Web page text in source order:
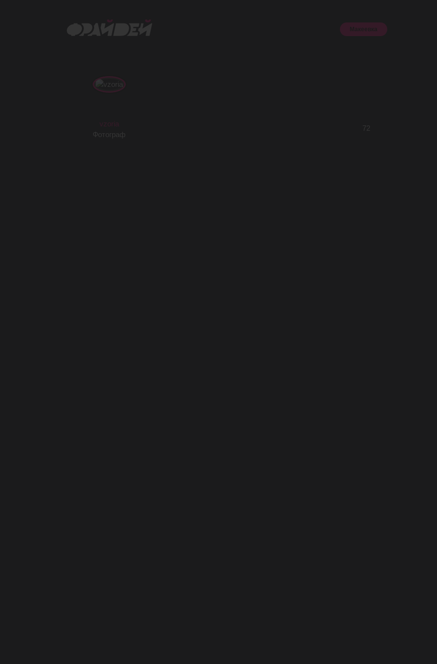
Макеевка
Искать
vzoria
Фотограф
72